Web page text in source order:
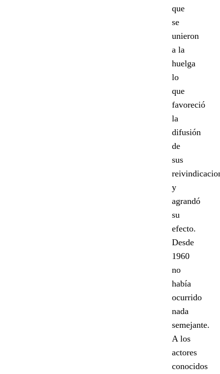
que
se
unieron
a la
huelga
lo
que
favoreció
la
difusión
de
sus
y
agrandó
su
efecto.
Desde
1960
no
había
ocurrido
nada
semejante.
A los
actores
conocidos